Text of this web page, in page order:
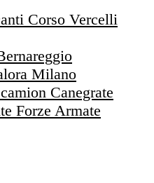
Corso Vercelli
Milano
Canegrate
Forze Armate